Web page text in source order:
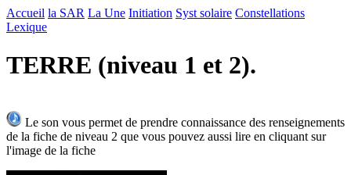
Accueil la SAR La Une Initiation Syst solaire Constellations
Lexique
TERRE (niveau 1 et 2).
Le son vous permet de prendre connaissance des renseignements
de la fiche de niveau 2 que vous pouvez aussi lire en cliquant sur
l'image de la fiche